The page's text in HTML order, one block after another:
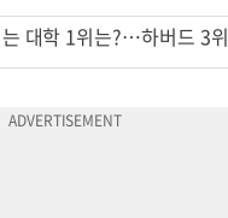
대학 1위는?…하버드 3위